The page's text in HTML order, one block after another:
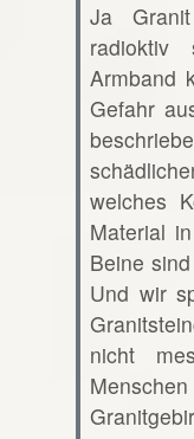
Ja
Armband
Gefahr
welches
Material
Beine
Und wir
nicht